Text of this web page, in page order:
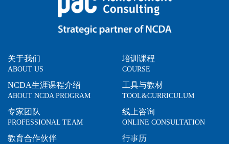
关于我们
ABOUT US
NCDA生涯课程介绍
ABOUT NCDA PROGRAM
专家团队
PROFESSIONAL TEAM
教育合作伙伴
培训课程
COURSE
工具与教材
TOOL&CURRICULUM
线上咨询
ONLINE CONSULTATION
行事历